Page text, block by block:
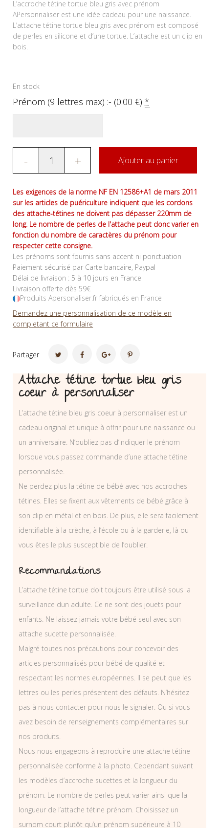
L’accroche tétine tortue bleu gris avec prénom
APersonnaliser est une idée cadeau pour une naissance.
L’attache tétine tortue bleu gris avec prénom est composé
de perles en silicone et d’une tortue. L’attache est un clip en
bois.
En stock
Prénom (9 lettres max) :- (0.00€)*
- + Ajouter au panier
Les exigences de la norme NF EN 12586+A1 de mars 2011
sur les articles de puériculture indiquent que les cordons
des attache-tétines ne doivent pas dépasser 220mm de
long. Le nombre de perles de l'attache peut donc varier en
fonction du nombre de caractères du prénom pour
respecter cette consigne.
Les prénoms sont fournis sans accent ni ponctuation
Paiement sécurisé par Carte bancaire, Paypal
Délai de livraison : 5 à 10 jours en France
Livraison offerte dès 59€
Produits Apersonaliser.fr fabriqués en France
Demandez une personnalisation de ce modèle en
completant ce formulaire
Partager
Attache tétine tortue bleu gris
coeur à personnaliser
L’attache tétine bleu gris coeur à personnaliser est un
cadeau original et unique à offrir pour une naissance ou
un anniversaire. N’oubliez pas d’indiquer le prénom
lorsque vous passez commande d’une attache tétine
personnalisée.
Ne perdez plus la tétine de bébé avec nos accroches
tétines. Elles se fixent aux vêtements de bébé grâce à
son clip en métal et en bois. De plus, elle sera facilement
identifiable à la crèche, à l’école ou à la garderie, là ou
vous êtes le plus susceptible de l’oublier.
Recommandations
L’attache tétine tortue doit toujours être utilisé sous la
surveillance dun adulte. Ce ne sont des jouets pour
enfants. Ne laissez jamais votre bébé seul avec son
attache sucette personnalisée.
Malgré toutes nos précautions pour concevoir des
articles personnalisés pour bébé de qualité et
respectant les normes européennes. Il se peut que les
lettres ou les perles présentent des défauts. N’hésitez
pas à nous contacter pour nous le signaler. Ou si vous
avez besoin de renseignements complémentaires sur
nos produits.
Nous nous engageons à reproduire une attache tétine
personnalisée conforme à la photo. Cependant suivant
les modèles d’accroche sucettes et la longueur du
prénom. Le nombre de perles peut varier ainsi que la
longueur de l’attache tétine prénom. Choisissez un
surnom court plutôt qu’un prénom supérieure à 10